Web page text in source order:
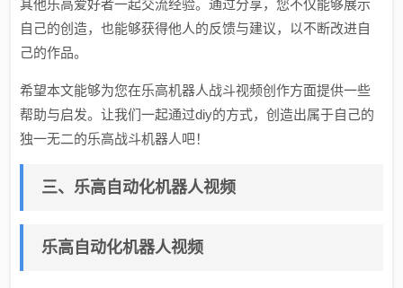
其他乐高爱好者一起交流经验。通过分享，您不仅能够展示
自己的创造，也能够获得他人的反馈与建议，以不断改进自
己的作品。
希望本文能够为您在乐高机器人战斗视频创作方面提供一些
帮助与启发。让我们一起通过diy的方式，创造出属于自己的
独一无二的乐高战斗机器人吧！
三、乐高自动化机器人视频
乐高自动化机器人视频